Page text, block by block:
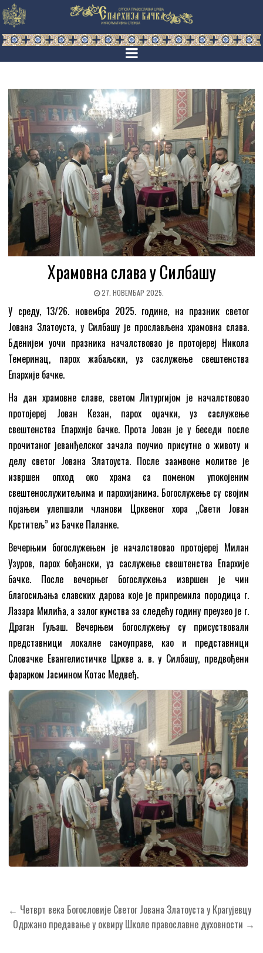
Храмовна слава у Силбашу
27. НОВЕМБАР 2025.
У среду, 13/26. новембра 2025. године, на празник светог
Јована Златоуста, у Силбашу је прослављена храмовна слава.
Бденијем уочи празника началствовао је протојереј Никола
Темеринац, парох жабаљски, уз саслужење свештенства
Епархије бачке.
На дан храмовне славе, светом Литургијом је началствовао
протојереј Јован Кезан, парох оџачки, уз саслужење
свештенства Епархије бачке. Прота Јован је у беседи после
прочитаног јеванђелског зачала поучио присутне о животу и
делу светог Јована Златоуста. После заамвоне молитве је
извршен опход око храма са поменом упокојеним
свештенослужитељима и парохијанима. Богослужење су својим
појањем улепшали чланови Црквеног хора „Свети Јован
Крститељ” из Бачке Паланке.
Вечерњим богослужењем је началствовао протојереј Милан
Узуров, парох бођански, уз саслужење свештенства Епархије
бачке. После вечерњег богослужења извршен је чин
благосиљања славских дарова које је припремила породица г.
Лазара Милића, а залог кумства за следећу годину преузео је г.
Драган Гуљаш. Вечерњем богослужењу су присуствовали
представници локалне самоуправе, као и представници
Словачке Евангелистичке Цркве а. в. у Силбашу, предвођени
фарарком Јасмином Котас Медвеђ.
Кретање
чланка
← Четврт века Богословије Светог Јована Златоуста у Крагујевцу
Одржано предавањe у оквиру Школе православне духовности →